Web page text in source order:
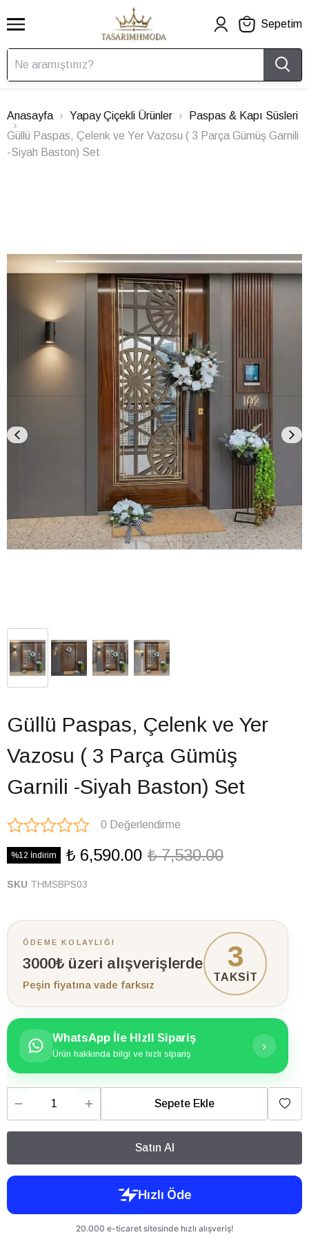
Sepetim
Anasayfa Yapay Çiçekli Ürünler
Paspas & Kapı Süsleri
Güllü Paspas, Çelenk ve Yer Vazosu ( 3 Parça Gümüş Garnili
-Siyah Baston) Set
Güllü Paspas, Çelenk ve Yer
Vazosu ( 3 Parça Gümüş
Garnili -Siyah Baston) Set
0 Değerlendirme
%12 İndirim ₺ 6,590.00 ₺ 7,530.00
SKU THMSBPS03
ÖDEME KOLAYLIĞI
3000₺ üzeri alışverişlerde
Peşin fiyatına vade farksız
3
TAKSİT
WhatsApp İle HIzlI Sipariş
Ürün hakkında bilgi ve hızlı sipariş
›
Sepete Ekle
Satın Al